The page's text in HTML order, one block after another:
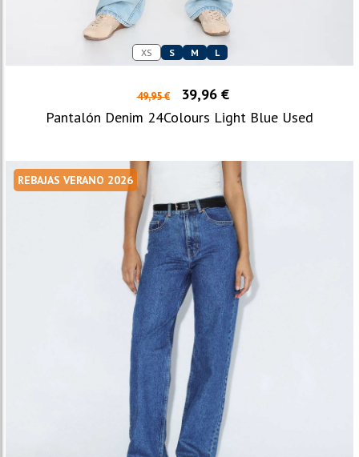
XS S M L
49,95 €
39,96 €
Pantalón Denim 24Colours Light Blue Used
REBAJAS VERANO 2026